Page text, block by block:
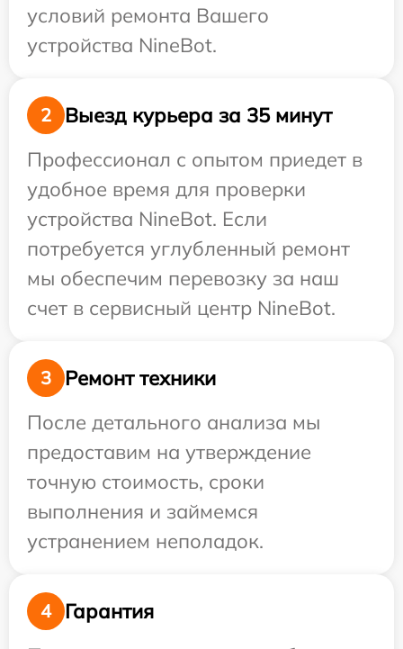
условий ремонта Вашего
устройства NineBot.
2
Выезд курьера за 35 минут
Профессионал с опытом приедет в
удобное время для проверки
устройства NineBot. Если
потребуется углубленный ремонт
мы обеспечим перевозку за наш
счет в сервисный центр NineBot.
3
Ремонт техники
После детального анализа мы
предоставим на утверждение
точную стоимость, сроки
выполнения и займемся
устранением неполадок.
4
Гарантия